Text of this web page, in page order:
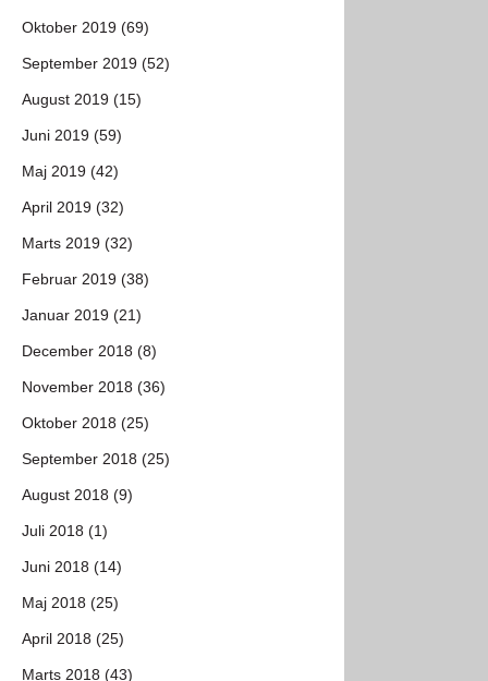
Oktober 2019 (69)
September 2019 (52)
August 2019 (15)
Juni 2019 (59)
Maj 2019 (42)
April 2019 (32)
Marts 2019 (32)
Februar 2019 (38)
Januar 2019 (21)
December 2018 (8)
November 2018 (36)
Oktober 2018 (25)
September 2018 (25)
August 2018 (9)
Juli 2018 (1)
Juni 2018 (14)
Maj 2018 (25)
April 2018 (25)
Marts 2018 (43)